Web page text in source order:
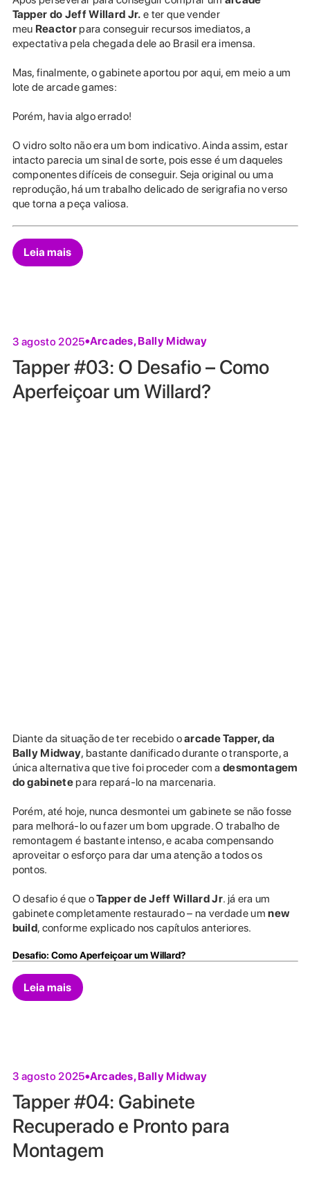
Tapper do Jeff Willard Jr. e ter que vender
meu Reactorpara conseguir recursos imediatos, a
expectativa pela chegada dele ao Brasil era imensa.
Mas, finalmente, o gabinete aportou por aqui, em meio a um
lote de arcade games:
Porém, havia algo errado!
O vidro solto não era um bom indicativo. Ainda assim, estar
intacto parecia um sinal de sorte, pois esse é um daqueles
componentes difíceis de conseguir. Seja original ou uma
reprodução, há um trabalho delicado de serigrafia no verso
que torna a peça valiosa.
Leia mais
3 agosto 2025 Arcades,Bally Midway
Tapper #03: O Desafio – Como
Aperfeiçoar um Willard?
Diante da situação de ter recebido oarcade Tapper, da
Bally Midway, bastante danificado durante o transporte, a
única alternativa que tive foi proceder com a desmontagem
do gabinetepara repará-lo na marcenaria.
Porém, até hoje, nunca desmontei um gabinete se não fosse
para melhorá-lo ou fazer um bom upgrade. O trabalho de
remontagem é bastante intenso, e acaba compensando
aproveitar o esforço para dar uma atenção a todos os
pontos.
O desafio é que oTapper de Jeff Willard Jr. já era um
gabinete completamente restaurado – na verdade umnew
build, conforme explicado nos capítulos anteriores.
Desafio: Como Aperfeiçoar um Willard?
Leia mais
3 agosto 2025 Arcades,Bally Midway
Tapper #04: Gabinete
Recuperado e Pronto para
Montagem